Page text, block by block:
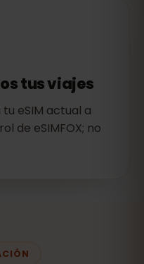
tus viajes
eSIM actual a
de eSIMFOX; no